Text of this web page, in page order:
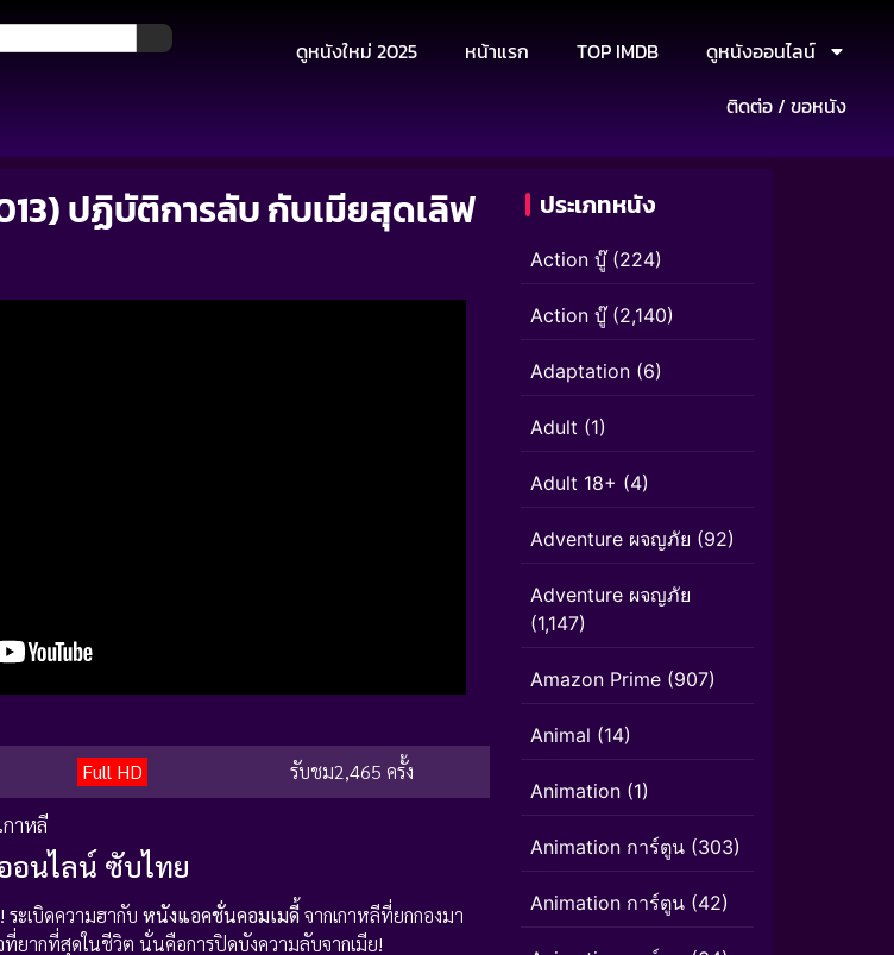
ดูหนังใหม่ 2025 หน้าแรก TOP IMDB
ดูหนังออนไลน์
ติดต่อ / ขอหนัง
ปฏิบัติการลับ กับเมียสุดเลิฟ
Full HD รับชม2,465 ครั้ง
าหลี
อนไลน์ ซับไทย
ระเบิดความฮากับ หนังแอคชั่นคอมเมดี้จากเกาหลีที่ยกกองมา
ที่ยากที่สุดในชีวิต นั่นคือการปิดบังความลับจากเมีย!
ประเภทหนัง
Action บู๊(224)
Action บู๊(2,140)
Adaptation (6)
Adult (1)
Adult 18+ (4)
Adventure ผจญภัย (92)
Adventure ผจญภัย
(1,147)
Amazon Prime (907)
Animal (14)
Animation (1)
Animation การ์ตูน (303)
Animation การ์ตูน (42)